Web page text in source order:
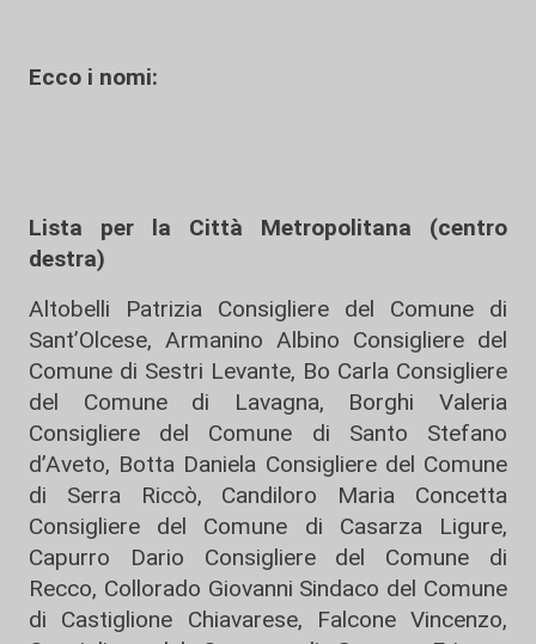
Ecco i nomi:
Lista per la Città Metropolitana (centro
destra)
Altobelli Patrizia Consigliere del Comune di
Sant’Olcese, Armanino Albino Consigliere del
Comune di Sestri Levante, Bo Carla Consigliere
del Comune di Lavagna, Borghi Valeria
Consigliere del Comune di Santo Stefano
d’Aveto, Botta Daniela Consigliere del Comune
di Serra Riccò, Candiloro Maria Concetta
Consigliere del Comune di Casarza Ligure,
Capurro Dario Consigliere del Comune di
Recco, Collorado Giovanni Sindaco del Comune
di Castiglione Chiavarese, Falcone Vincenzo,